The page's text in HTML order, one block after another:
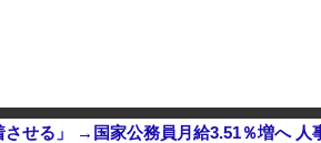
せる」 →国家公務員月給3.51％増へ 人